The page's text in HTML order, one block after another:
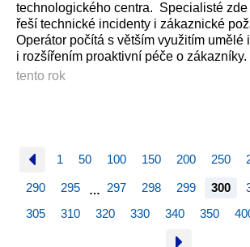
technologického centra. Specialisté
řeší technické incidenty i zákaznické
Operátor počítá s větším využitím umělé
i rozšířením proaktivní péče o zákazníky.
tento rok
1 50 100 150 200 250
290 295 … 297 298 299 300
305
310 320 330 340 350